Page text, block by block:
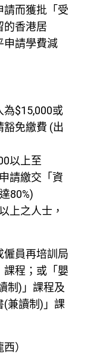
請而獲批「受
的香港居
申請學費減
為$15,000或
豁免繳費 (出
以上至
請繳交「資
80%)
上之人士，
僱員再培訓局
課程；或「嬰
制)」課程及
(兼讀制)」課
）